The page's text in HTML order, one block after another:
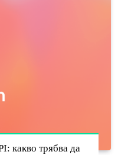
какво трябва да